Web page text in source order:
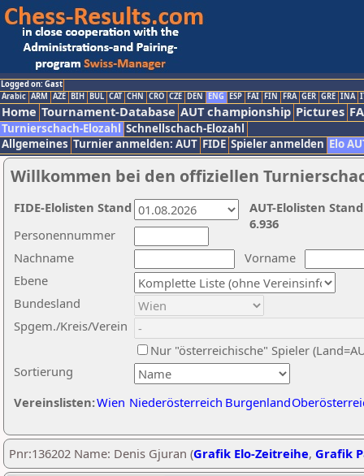
Logged on: Gast
Arabic ARM AZE BIH BUL CAT CHN CRO CZE DEN ENG ESP FAI FIN FRA GER GRE INA
Home Tournament-Database AUT championship Pictures
Turnierschach-Elozahl Schnellschach-Elozahl
Allgemeines Turnier anmelden: AUT FIDE Spieler anmelden Elo
Willkommen bei den offiziellen
Nachname
Vorname
Ebene
Sortierung
Personennummer
Bundesland
Spgem./Kreis/Verein
Nur "österreichische" Spieler
Vereinslisten:Wien Niederösterreich Burgenland
AUT-Elolisten
6.936
FIDE-Elolisten Stand
Pnr:136202 Name: Denis Gjuran (Grafik Elo-Zeitreihe, Grafik